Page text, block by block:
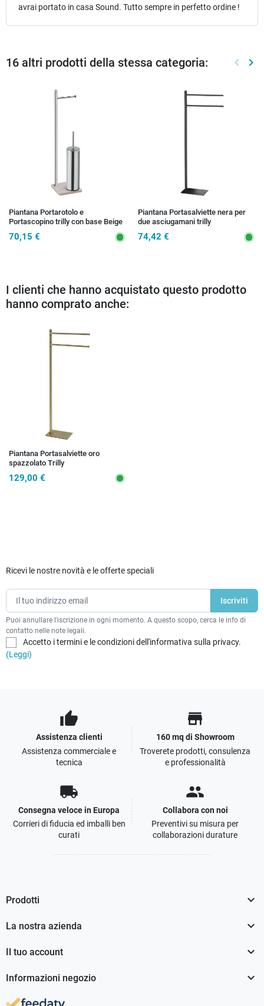
avrai portato in casa Sound. Tutto sempre in perfetto ordine !
16 altri prodotti della stessa categoria: keyboard_arrow_left keyboard_arrow_right
Piantana Portarotolo e
Portascopino trilly con base Beige
70,15 €
Piantana Portasalviette nera per
due asciugamani trilly
74,42 €
I clienti che hanno acquistato questo prodotto
hanno comprato anche:
Piantana Portasalviette oro
spazzolato Trilly
129,00 €
Ricevi le nostre novità e le offerte speciali
Puoi annullare l'iscrizione in ogni momento. A questo scopo, cerca le info di
contatto nelle note legali.
Accetto i termini e le condizioni dell'informativa sulla privacy.
(Leggi)
thumb_up
Assistenza clienti
Assistenza commerciale e
tecnica
store
160 mq di Showroom
Troverete prodotti, consulenza
e professionalità
local_shipping
Consegna veloce in Europa
Corrieri di fiducia ed imballi ben
curati
people
Collabora con noi
Preventivi su misura per
collaborazioni durature
Prodotti 
La nostra azienda 
Il tuo account 
Informazioni negozio 